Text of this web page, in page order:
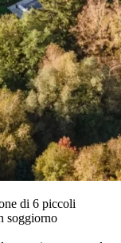
di 6 piccoli
soggiorno